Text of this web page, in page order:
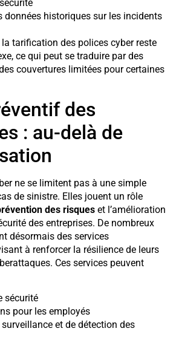
données historiques sur les incidents
tarification des polices cyber reste
ce qui peut se traduire par des
couvertures limitées pour certaines
des
: au-delà de
ne se limitent pas à une simple
de sinistre. Elles jouent un rôle
des risques et l’amélioration
des entreprises. De nombreux
désormais des services
à renforcer la résilience de leurs
Ces services peuvent
sécurité
pour les employés
et de détection des